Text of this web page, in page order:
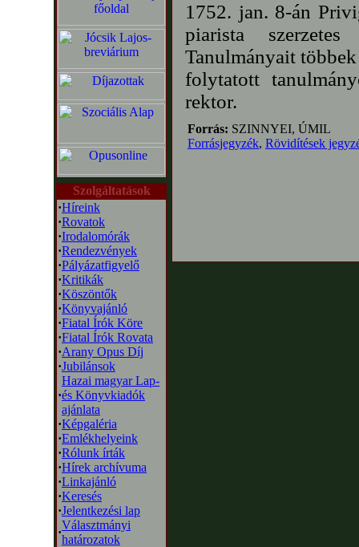
Szolgáltatások
·Híreink
·Rovatok
·Irodalomórák
·Rendezvények
·Pályázatfigyelő
·Kritikák
·Köszöntők
·Könyvajánló
·Fiatal Írók Köre
·Fiatal Írók Rovata
·Arany Opus Díj
·Jubilánsok
·
Hazai magyar Lap-
és Könyvkiadók
ajánlata
·Képgaléria
·Emlékhelyeink
·Rólunk írták
·Hírek archívuma
·Linkajánló
·Keresés
·Jelentkezési lap
·
Választmányi
határozatok
1752. jan. 8-án
piarista
Tanulmányait
folytatott
rektor.
Forrás: SZINNYEI, ÚMIL
Forrásjegyzék, Rövidítések